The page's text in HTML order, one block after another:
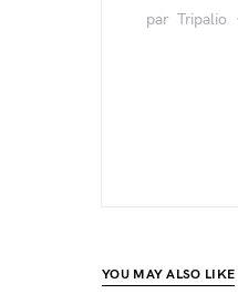
par Tripalio
YOU MAY ALSO LIKE